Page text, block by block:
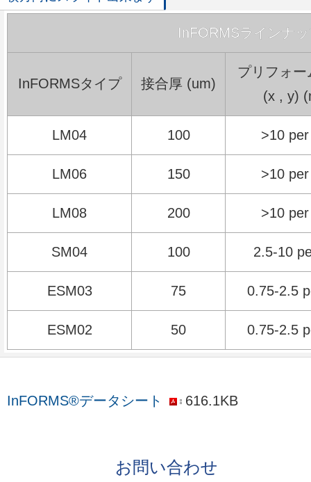
InFORMSラインナ
InFORMSタイプ 接合厚 (um)
プリフォー
(x , y)
LM04 100 >10
LM06 150 >10
LM08 200 >10
SM04 100 2.5-10
ESM03 75 0.75-2.5
ESM02 50 0.75-2.5
InFORMS®データシート 616.1KB
お問い合わせ